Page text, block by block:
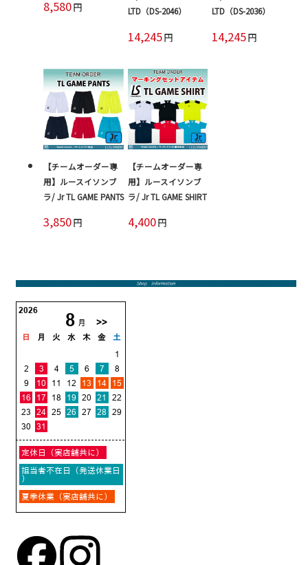
8,580円
LTD（DS-2046）
14,245円
LTD（DS-2036）
14,245円
【チームオーダー専
用】ルースイソンブ
ラ/ Jr TL GAME PANTS
3,850円
【チームオーダー専
用】ルースイソンブ
ラ/ Jr TL GAME SHIRT
4,400円